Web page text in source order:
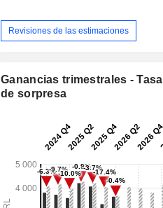
Revisiones de las estimaciones
Ganancias trimestrales - Tasa
de sorpresa